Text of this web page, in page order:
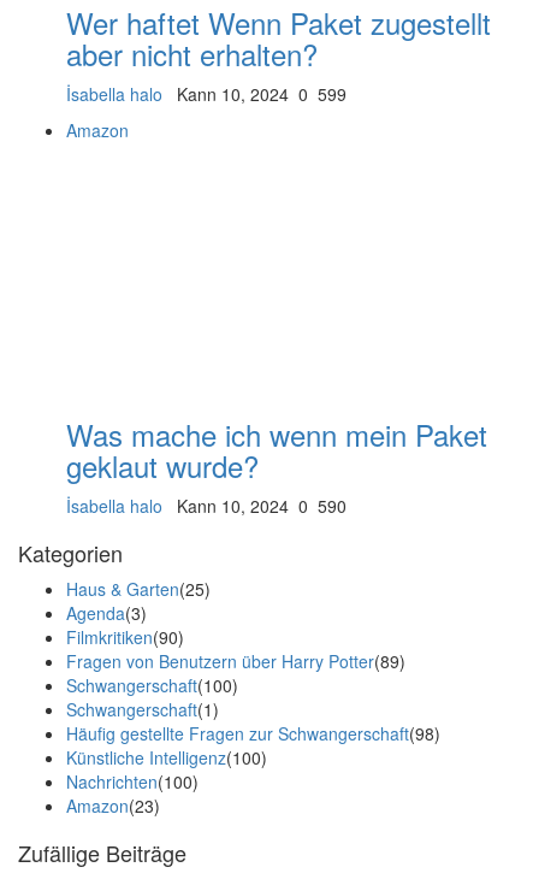
Wer haftet Wenn Paket zugestellt
aber nicht erhalten?
İsabella halo Kann 10, 2024 0 599
Amazon
Was mache ich wenn mein Paket
geklaut wurde?
İsabella halo Kann 10, 2024 0 590
Kategorien
Haus & Garten(25)
Agenda(3)
Filmkritiken(90)
Fragen von Benutzern über Harry Potter(89)
Schwangerschaft(100)
Schwangerschaft(1)
Häufig gestellte Fragen zur Schwangerschaft(98)
Künstliche Intelligenz(100)
Nachrichten(100)
Amazon(23)
Zufällige Beiträge